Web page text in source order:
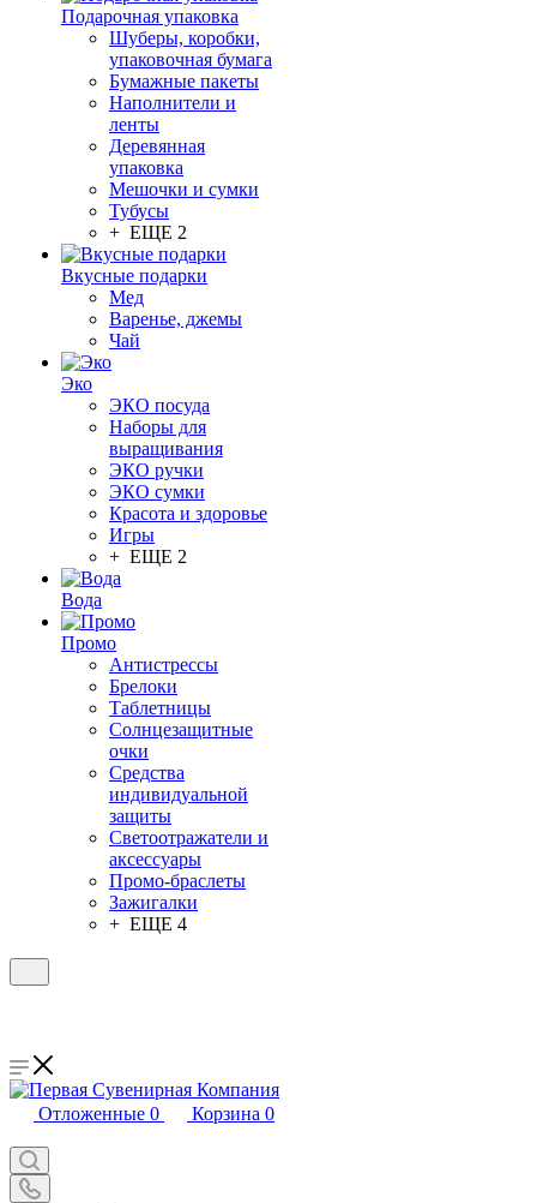
Подарочная упаковка
Шуберы, коробки,
упаковочная бумага
Бумажные пакеты
Наполнители и
ленты
Деревянная
упаковка
Мешочки и сумки
Тубусы
+ ЕЩЕ 2
Вкусные подарки
Мед
Варенье, джемы
Чай
Эко
ЭКО посуда
Наборы для
выращивания
ЭКО ручки
ЭКО сумки
Красота и здоровье
Игры
+ ЕЩЕ 2
Вода
Промо
Антистрессы
Брелоки
Таблетницы
Солнцезащитные
очки
Средства
индивидуальной
защиты
Светоотражатели и
аксессуары
Промо-браслеты
Зажигалки
+ ЕЩЕ 4
Отложенные 0 Корзина 0